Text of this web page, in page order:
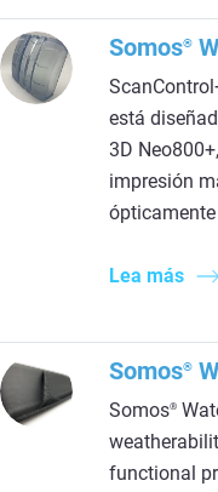
Somos®
está
3D
impresión
Lea más
Somos®
Somos®
functional